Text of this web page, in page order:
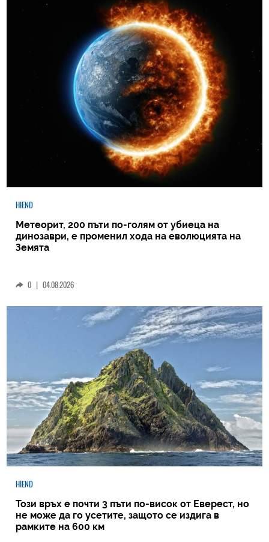
HIEND
Метеорит, 200 пъти по-голям от убиеца на
динозаври, е променил хода на еволюцията на
Земята
0 | 04.08.2026
HIEND
Този връх е почти 3 пъти по-висок от Еверест, но
не може да го усетите, защото се издига в
рамките на 600 км